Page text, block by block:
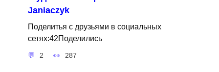
Janiaczyk
Поделитья с друзьями в социальных
сетях:42Поделились
2 287